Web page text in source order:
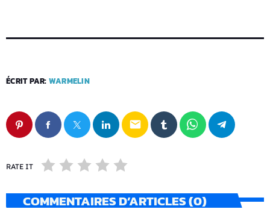
ÉCRIT PAR: WARMELIN
email
RATE IT
COMMENTAIRES D’ARTICLES (0)